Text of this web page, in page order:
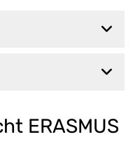
ERASMUS